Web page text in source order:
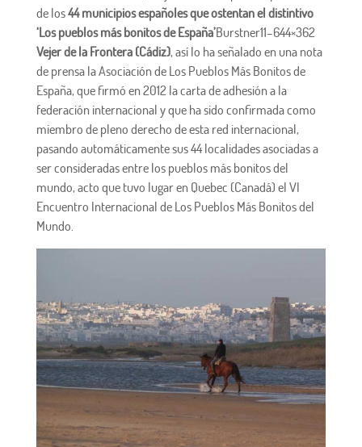
de los44 municipios españoles que ostentan el distintivo
‘Los pueblos más bonitos de España’Burstner11–644×362
Vejer de la Frontera (Cádiz), así lo ha señalado en una nota
de prensa la Asociación de Los Pueblos Más Bonitos de
España, que firmó en 2012 la carta de adhesión a la
federación internacional y que ha sido confirmada como
miembro de pleno derecho de esta red internacional,
pasando automáticamente sus 44 localidades asociadas a
ser consideradas entre los pueblos más bonitos del
mundo, acto que tuvo lugar en Quebec (Canadá) el VI
Encuentro Internacional de Los Pueblos Más Bonitos del
Mundo.